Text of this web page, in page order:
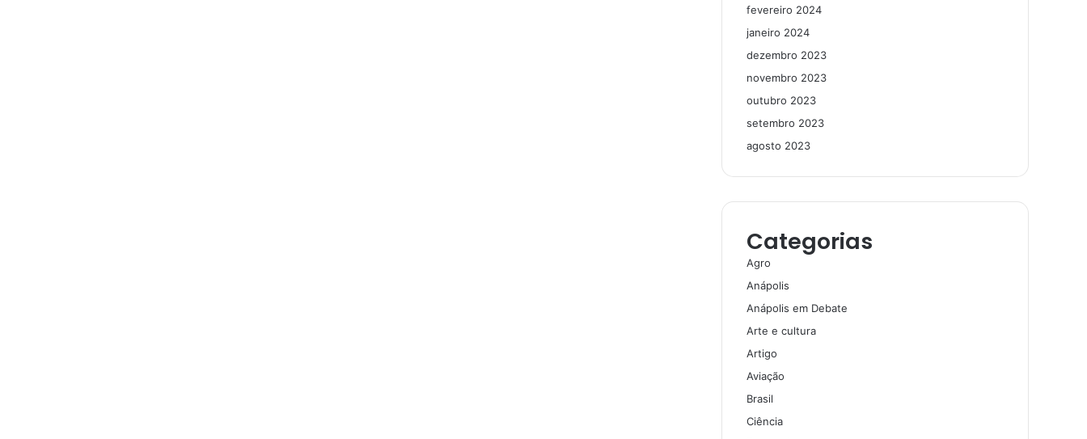
fevereiro 2024
janeiro 2024
dezembro 2023
novembro 2023
outubro 2023
setembro 2023
agosto 2023
Categorias
Agro
Anápolis
Anápolis em Debate
Arte e cultura
Artigo
Aviação
Brasil
Ciência